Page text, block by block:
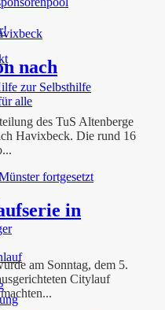
zur Selbsthilfe
alle
nach
des TuS Altenberge
Havixbeck. Die rund 16
in
am Sonntag, dem 5.
Citylauf